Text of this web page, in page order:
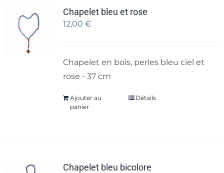
Chapelet bleu et rose
12,00 €
Chapelet en bois, perles bleu ciel et
rose - 37 cm
Ajouter au
panier
Détails
Chapelet bleu bicolore